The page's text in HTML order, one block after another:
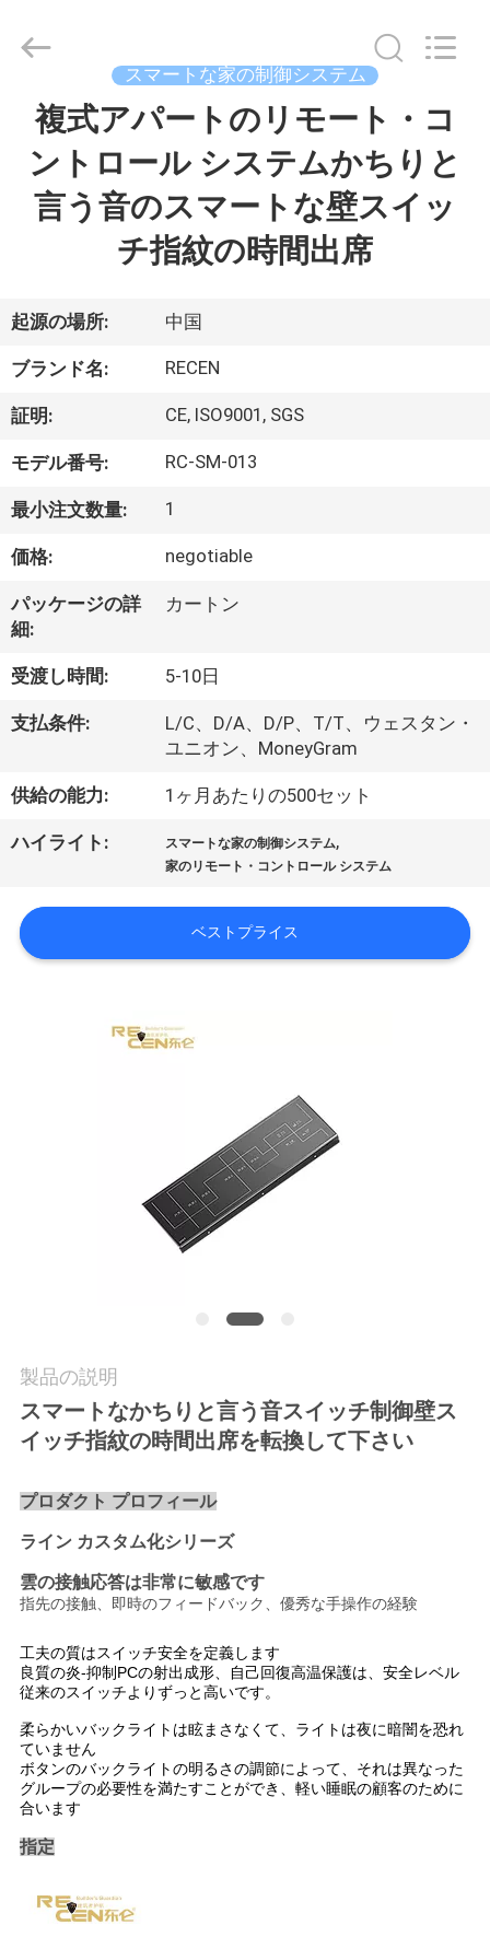
ク
ト
私
達
つ
い
て
工
場
旅
品
し
て
下
さ
い
用
を
要
求
し
supplier.
Copyright
Chengdu
Technology
Reserved.
スマートな家の制御システム
複式アパートのリモート・コ
ントロール システムかちりと
言う音のスマートな壁スイッ
チ指紋の時間出席
起源の場所: 中国
ブランド名: RECEN
証明: CE, ISO9001, SGS
モデル番号: RC-SM-013
最小注文数量: 1
価格: negotiable
パッケージの詳
細:
カートン
受渡し時間: 5-10日
支払条件:
L/C、D/A、D/P、T/T、ウェスタン・
ユニオン、MoneyGram
供給の能力: 1ヶ月あたりの500セット
ハイライト: スマートな家の制御システム,
家のリモート・コントロール システム
ベストプライス
製品の説明
スマートなかちりと言う音スイッチ制御壁ス
イッチ指紋の時間出席を転換して下さい
プロダクト プロフィール
ライン カスタム化シリーズ
雲の接触応答は非常に敏感です
指先の接触、即時のフィードバック、優秀な手操作の経験
工夫の質はスイッチ安全を定義します
良質の炎-抑制PCの射出成形、自己回復高温保護は、安全レベル
従来のスイッチよりずっと高いです。
柔らかいバックライトは眩まさなくて、ライトは夜に暗闇を恐れ
ていません
ボタンのバックライトの明るさの調節によって、それは異なった
グループの必要性を満たすことができ、軽い睡眠の顧客のために
合います
指定